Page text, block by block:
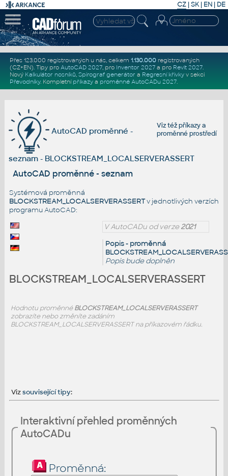
CZ | SK| EN | DE
Přes 123.000 registrovaných u nás, celkem 1.130.000registrovaných
(CZ+EN). Tipy pro AutoCAD 2027, pro Inventor 2027a pro Revit 2027.
Nový Kalkulátor nosníků, Spirograf generátor a Regresní křivkyv sekci
Převodníky. Kompletní příkazya proměnné AutoCADu 2027.
Viz téžpříkazya
proměnné prostředí
AutoCAD proměnné -
seznam - BLOCKSTREAM_LOCALSERVERASSERT
AutoCAD proměnné - seznam
Systémová proměnná
BLOCKSTREAM_LOCALSERVERASSERTv jednotlivých verzích
programu AutoCAD:
V AutoCADu od verze2021
Popis - proměnná
Popis bude doplněn
BLOCKSTREAM_LOCALSERVERASSERT
Hodnotu proměnnéBLOCKSTREAM_LOCALSERVERASSERT
zobrazíte nebo změníte zadáním
BLOCKSTREAM_LOCALSERVERASSERT na příkazovém řádku.
Vizsouvisející tipy:
Interaktivní přehled proměnných
AutoCADu
Proměnná: